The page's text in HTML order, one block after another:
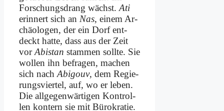
For­schungs­drang wächst. Ati
er­in­nert sich an Nas, ei­nem Ar­
chäo­lo­gen, der ein Dorf ent­
deckt hat­te, dass aus der Zeit
vorAbi­stan stam­men soll­te. Sie
wol­len ihn be­fra­gen, ma­chen
sich nach Abigouv, dem Re­gie­
rungs­vier­tel, auf, wo er le­ben.
Die all­ge­gen­wär­ti­gen Kon­trol­
len kon­tern sie mit Bü­ro­kra­tie.